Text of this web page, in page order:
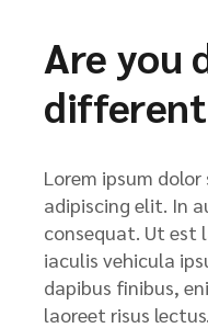
Are you
different
Lorem ipsum
adipiscing elit. In
consequat. Ut est
iaculis vehicula
dapibus finibus,
laoreet risus